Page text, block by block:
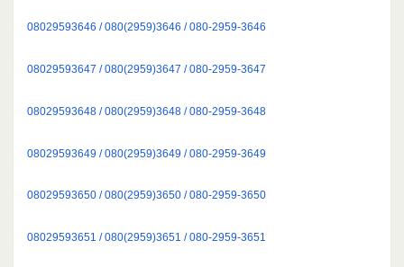
08029593646 / 080(2959)3646 / 080-2959-3646
08029593647 / 080(2959)3647 / 080-2959-3647
08029593648 / 080(2959)3648 / 080-2959-3648
08029593649 / 080(2959)3649 / 080-2959-3649
08029593650 / 080(2959)3650 / 080-2959-3650
08029593651 / 080(2959)3651 / 080-2959-3651